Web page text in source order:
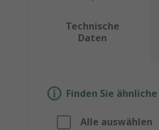
Technische
Daten
Finden Sie
Alle auswählen